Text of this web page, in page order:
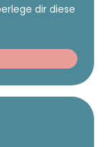
dir diese